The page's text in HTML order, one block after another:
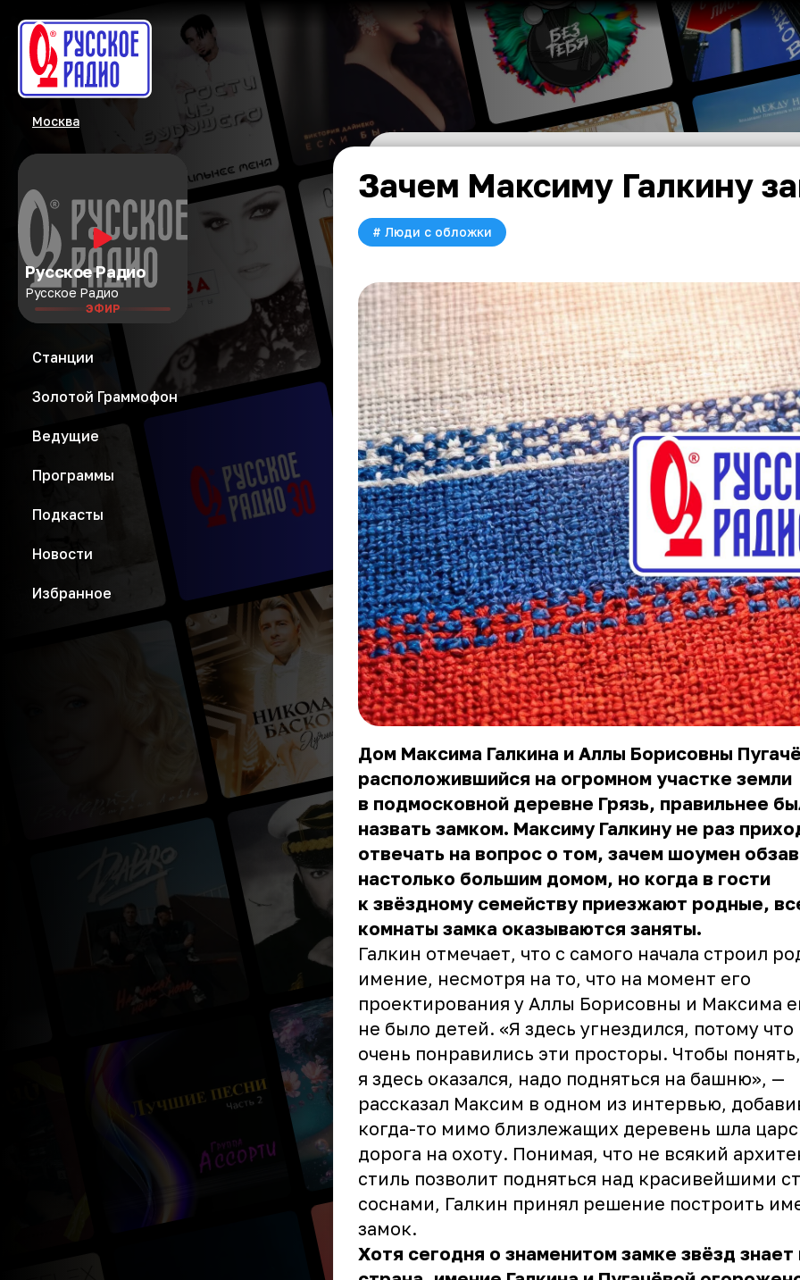
Москва
Русское Радио
Русское Радио
ЭФИР
Станции
Золотой Граммофон
Ведущие
Программы
Подкасты
Новости
Избранное
Зачем Максиму Галкину
# Люди с обложки
Дом Максима Галкина и Аллы Борисовны
расположившийся на огромном участке земли
в подмосковной деревне Грязь, правильнее
назвать замком. Максиму Галкину не раз
отвечать на вопрос о том, зачем шоумен
настолько большим домом, но когда в гости
к звёздному семейству приезжают родные,
комнаты замка оказываются заняты.
Галкин отмечает, что с самого начала строил
имение, несмотря на то, что на момент его
проектирования у Аллы Борисовны и Максима
не было детей. «Я здесь угнездился, потому
очень понравились эти просторы. Чтобы
я здесь оказался, надо подняться на башню», —
рассказал Максим в одном из интервью,
когда-то мимо близлежащих деревень шла
дорога на охоту. Понимая, что не всякий
стиль позволит подняться над красивейшими
соснами, Галкин принял решение построить
замок.
Хотя сегодня о знаменитом замке звёзд знает